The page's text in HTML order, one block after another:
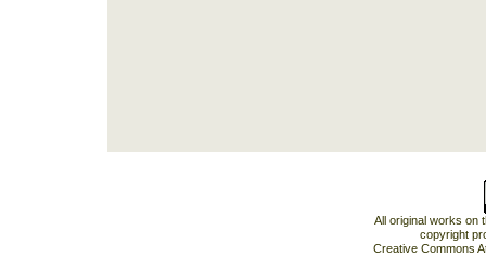
All original works on
copyright
Creative Commons